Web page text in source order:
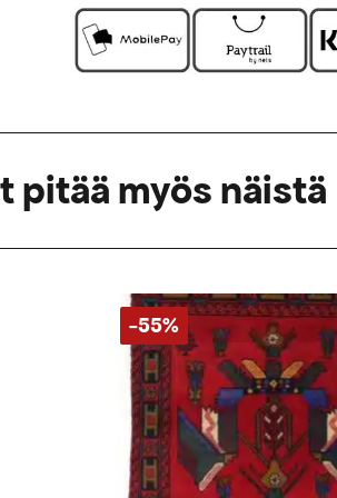
pitää myös näistä
-55%